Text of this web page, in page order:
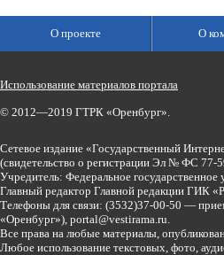
О проекте О
Использование материалов портала
© 2012—2019 ГТРК «Оренбург».
Сетевое издание «Государственный
(свидетельство о регистрации Эл № ФС 77-
Учредитель: Федеральное государственное
Главный редактор Главной редакции ГИК
Телефоны для связи: (3532)37-00-50 —
«Оренбург»), portal@vestirama.ru.
Все права на любые материалы,
Любое использование текстовых, фото,